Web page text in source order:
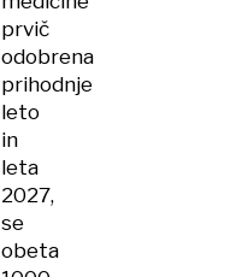
prvič
odobrena
prihodnje
leto
in
leta
2027,
se
obeta